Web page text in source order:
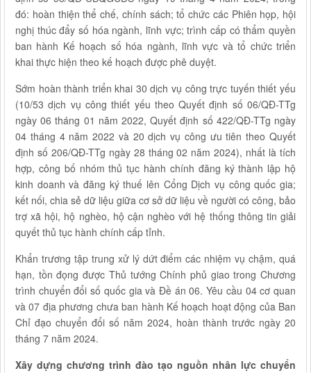
đó: hoàn thiện thể chế, chính sách; tổ chức các Phiên họp, hội
nghị thúc đẩy số hóa ngành, lĩnh vực; trình cấp có thẩm quyền
ban hành Kế hoạch số hóa ngành, lĩnh vực và tổ chức triển
khai thực hiện theo kế hoạch được phê duyệt.
Sớm hoàn thành triển khai 30 dịch vụ công trực tuyến thiết yếu
(10/53 dịch vụ công thiết yếu theo Quyết định số 06/QĐ-TTg
ngày 06 tháng 01 năm 2022, Quyết định số 422/QĐ-TTg ngày
04 tháng 4 năm 2022 và 20 dịch vụ công ưu tiên theo Quyết
định số 206/QĐ-TTg ngày 28 tháng 02 năm 2024), nhất là tích
hợp, công bố nhóm thủ tục hành chính đăng ký thành lập hộ
kinh doanh và đăng ký thuế lên Cổng Dịch vụ công quốc gia;
kết nối, chia sẻ dữ liệu giữa cơ sở dữ liệu về người có công, bảo
trợ xã hội, hộ nghèo, hộ cận nghèo với hệ thống thông tin giải
quyết thủ tục hành chính cấp tỉnh.
Khẩn trương tập trung xử lý dứt điểm các nhiệm vụ chậm, quá
hạn, tồn đọng được Thủ tướng Chính phủ giao trong Chương
trình chuyển đổi số quốc gia và Đề án 06. Yêu cầu 04 cơ quan
và 07 địa phương chưa ban hành Kế hoạch hoạt động của Ban
Chỉ đạo chuyển đổi số năm 2024, hoàn thành trước ngày 20
tháng 7 năm 2024.
Xây dựng chương trình đào tạo nguồn nhân lực chuyển